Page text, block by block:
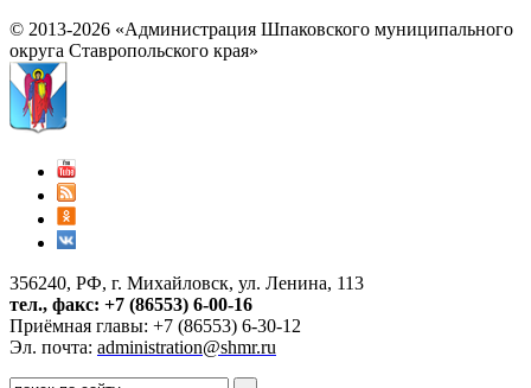
© 2013-2026 «Администрация Шпаковского муниципального
округа Ставропольского края»
356240, РФ, г. Михайловск, ул. Ленина, 113
тел., факс: +7 (86553) 6-00-16
Приёмная главы: +7 (86553) 6-30-12
Эл. почта: administration@shmr.ru